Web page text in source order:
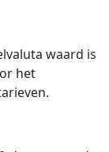
waard is
het